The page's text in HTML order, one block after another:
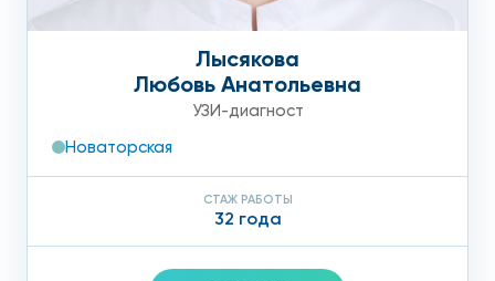
Лысякова
Любовь Анатольевна
УЗИ-диагност
Новаторская
СТАЖ РАБОТЫ
32 года